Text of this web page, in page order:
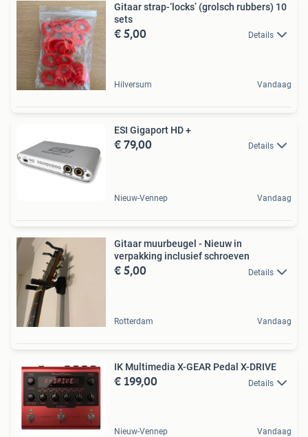
Gitaar strap-‘locks’ (grolsch rubbers) 10
sets
€ 5,00 Details
Hilversum Vandaag
ESI Gigaport HD +
€ 79,00 Details
Nieuw-Vennep Vandaag
Gitaar muurbeugel - Nieuw in
verpakking inclusief schroeven
€ 5,00 Details
Rotterdam Vandaag
IK Multimedia X-GEAR Pedal X-DRIVE
€ 199,00 Details
Nieuw-Vennep Vandaag